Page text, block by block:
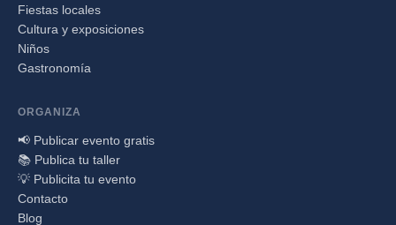
Fiestas locales
Cultura y exposiciones
Niños
Gastronomía
ORGANIZA
📢 Publicar evento gratis
📚 Publica tu taller
💡 Publicita tu evento
Contacto
Blog